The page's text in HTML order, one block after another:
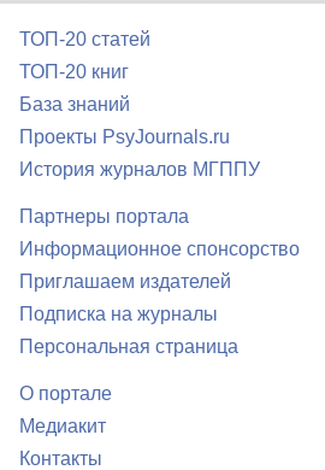
ТОП-20 статей
ТОП-20 книг
База знаний
Проекты PsyJournals.ru
История журналов МГППУ
Партнеры портала
Информационное спонсорство
Приглашаем издателей
Подписка на журналы
Персональная страница
О портале
Медиакит
Контакты